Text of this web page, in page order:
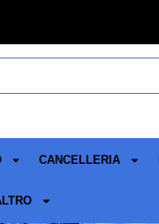
CANCELLERIA